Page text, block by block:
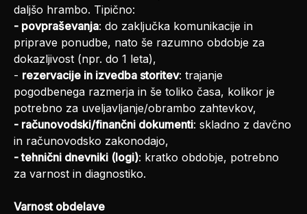
daljšo hrambo. Tipično:
- povpraševanja: do zaključka komunikacije in
priprave ponudbe, nato še razumno obdobje za
dokazljivost (npr. do 1 leta),
- rezervacije in izvedba storitev: trajanje
pogodbenega razmerja in še toliko časa, kolikor je
potrebno za uveljavljanje/obrambo zahtevkov,
- računovodski/finančni dokumenti: skladno z davčno
in računovodsko zakonodajo,
- tehnični dnevniki (logi): kratko obdobje, potrebno
za varnost in diagnostiko.
Varnost obdelave